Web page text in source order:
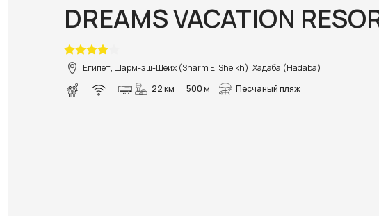
DREAMS VACATION
Египет, Шарм-эш-Шейх (Sharm El Sheikh), Хадаба (Hadaba)
22 км
500 м Песчаный пляж